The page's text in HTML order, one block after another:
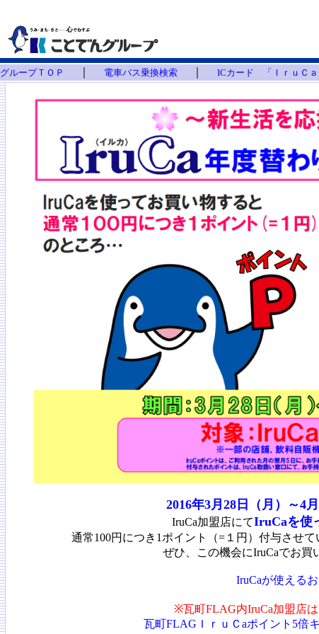
グループＴＯＰ 電車バス乗換検索 ICカード 「ＩｒｕＣａ
2016年3月28日（月）～4
IruCa加盟店にてIruCaを使
通常100円につき1ポイント（=１円）付与させて
ぜひ、この機会にIruCaでお買
IruCaが使える
※瓦町FLAG内IruCa加盟店
瓦町FLAGＩｒｕＣaポイント5倍